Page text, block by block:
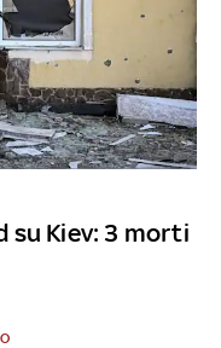
su Kiev: 3 morti